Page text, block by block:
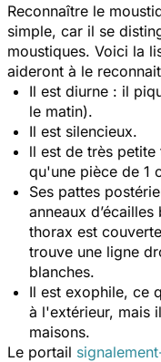
Reconnaître le
simple, car il se
moustiques. Voici la
aideront à le
Il est diurne : il
le matin).
Il est silencieux.
ll est de très
qu'une pièce de 1
Ses pattes
anneaux
thorax est
trouve une ligne
blanches.
Il est exophile, ce
à l'extérieur, mais
maisons.
Le portail